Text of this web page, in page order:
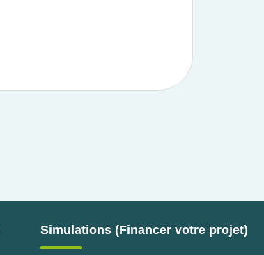
Simulations (Financer votre projet)